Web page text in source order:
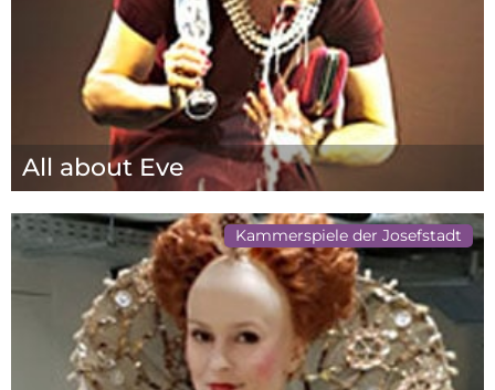
All about Eve
Kammerspiele der Josefstadt